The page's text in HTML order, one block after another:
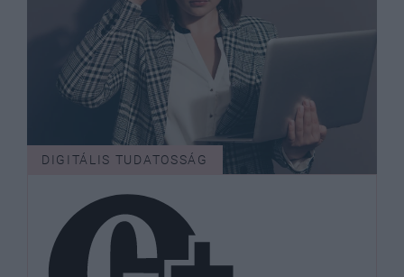
DIGITÁLIS TUDATOSSÁG